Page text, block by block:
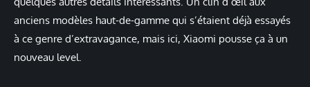
anciens modèles haut-de-gamme qui s’étaient déjà essayés
à ce genre d’extravagance, mais ici, Xiaomi pousse ça à un
nouveau level.